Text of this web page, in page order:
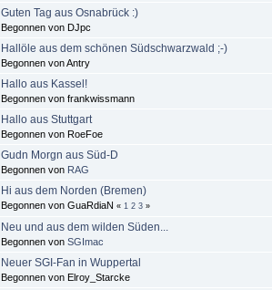
Guten Tag aus Osnabrück :)
Begonnen von DJpc
Hallöle aus dem schönen Südschwarzwald ;-)
Begonnen von Antry
Hallo aus Kassel!
Begonnen von frankwissmann
Hallo aus Stuttgart
Begonnen von RoeFoe
Gudn Morgn aus Süd-D
Begonnen von RAG
Hi aus dem Norden (Bremen)
Begonnen von GuaRdiaN« 1 2 3 »
Neu und aus dem wilden Süden...
Begonnen vonSGImac
Neuer SGI-Fan in Wuppertal
Begonnen von Elroy_Starcke